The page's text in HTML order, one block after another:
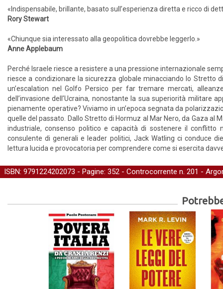
«Indispensabile, brillante, basato sull’esperienza diretta e ricco di
Rory Stewart
«Chiunque sia interessato alla geopolitica dovrebbe leggerlo.»
Anne Applebaum
Perché Israele riesce a resistere a una pressione internazionale
riesce a condizionare la sicurezza globale minacciando lo Stretto
un’escalation nel Golfo Persico per far tremare mercati,
dell’invasione dell’Ucraina, nonostante la sua superiorità militare
pienamente operative? Viviamo in un’epoca segnata da
quelle del passato. Dallo Stretto di Hormuz al Mar Nero, da Gaza
industriale, consenso politico e capacità di sostenere il
consulente di generali e leader politici, Jack Watling ci conduce
lettura lucida e provocatoria per comprendere come si esercita
ISBN: 9791224202073 - Pagine: 352 - Controcorrente n. 201 -